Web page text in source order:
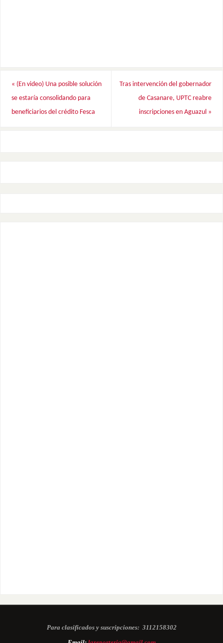
« (En video) Una posible solución
se estaría consolidando para
beneficiarios del crédito Fesca
Tras intervención del gobernador
de Casanare, UPTC reabre
inscripciones en Aguazul »
Para clasificados y suscripciones: 3112158302